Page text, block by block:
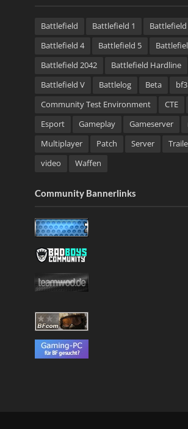
Battlefield Battlefield 1
Battlefield
Battlefield 4
Battlefield 5
Battlefield 2042
Battlefield Hardline
Battlefield V
Battlelog Beta
bf3
Community Test Environment
CTE
Esport
Gameplay Gameserver
Multiplayer
Patch Server
video
Waffen
Community Bannerlinks